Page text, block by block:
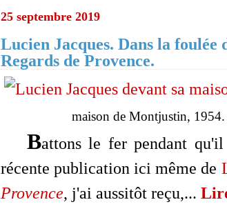
25 septembre 2019
Lucien Jacques. Dans la foulée
Regards de Provence.
maison de Montjustin,
Battons le fer pendant
récente publication ici même de
Provence, j'ai aussitôt reçu,...